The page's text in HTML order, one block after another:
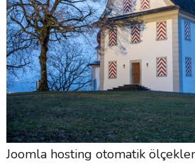
Joomla hosting otomatik